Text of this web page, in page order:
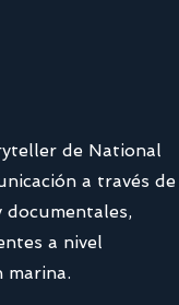
de National
a través de
a nivel
marina.